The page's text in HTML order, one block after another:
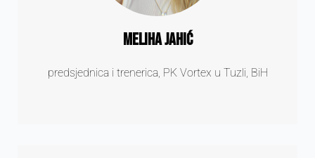
Meliha Jahić
predsjednica i trenerica, PK Vortex u Tuzli, BiH